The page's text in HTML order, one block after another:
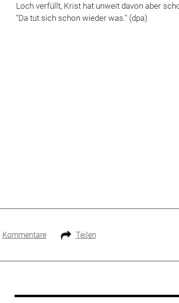
Loch verfüllt, Krist hat unweit davon aber
"Da tut sich schon wieder was." (dpa)
Kommentare Teilen